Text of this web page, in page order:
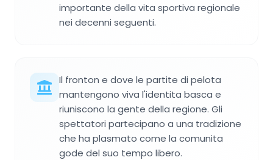
importante della vita sportiva regionale
nei decenni seguenti.
Il fronton e dove le partite di pelota
mantengono viva l'identita basca e
riuniscono la gente della regione. Gli
spettatori partecipano a una tradizione
che ha plasmato come la comunita
gode del suo tempo libero.